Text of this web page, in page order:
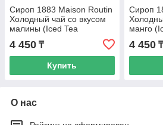
Сироп 1883 Maison Routin
Холодный чай со вкусом
малины (Iced Tea
Raspberry), 1 л, стекло
4 450 ₸
Купить
Сироп
манго
л, стекло
4 450₸
О нас